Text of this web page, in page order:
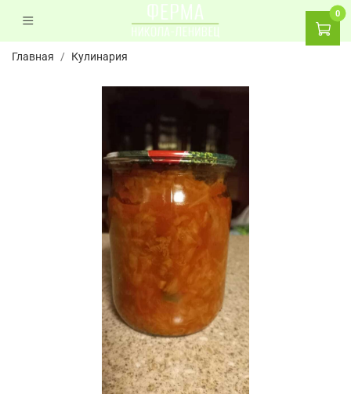
Главная Кулинария
0